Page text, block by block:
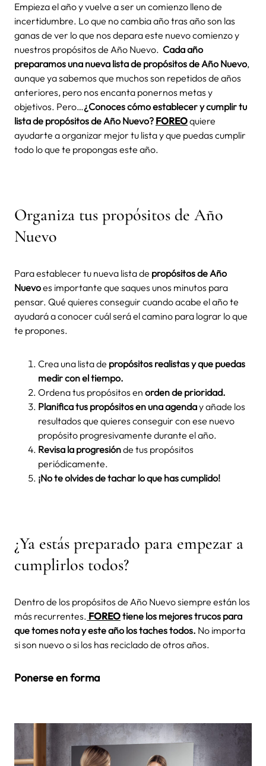
Empieza el año y vuelve a ser un comienzo lleno de
incertidumbre. Lo que no cambia año tras año son las
ganas de ver lo que nos depara este nuevo comienzo y
nuestros propósitos de Año Nuevo. Cada año
preparamos una nueva lista de propósitos de Año Nuevo,
aunque ya sabemos que muchos son repetidos de años
anteriores, pero nos encanta ponernos metas y
objetivos. Pero…¿Conoces cómo establecer y cumplir tu
lista de propósitos de Año Nuevo? FOREOquiere
ayudarte a organizar mejor tu lista y que puedas cumplir
todo lo que te propongas este año.
Organiza tus propósitos de Año
Nuevo
Para establecer tu nueva lista de propósitos de Año
Nuevoes importante que saques unos minutos para
pensar. Qué quieres conseguir cuando acabe el año te
ayudará a conocer cuál será el camino para lograr lo que
te propones.
Crea una lista de propósitos realistas y que puedas
medir con el tiempo.
Ordena tus propósitos en orden de prioridad.
Planifica tus propósitos en una agenday añade los
resultados que quieres conseguir con ese nuevo
propósito progresivamente durante el año.
Revisa la progresiónde tus propósitos
periódicamente.
¡No te olvides de tachar lo que has cumplido!
¿Ya estás preparado para empezar a
cumplirlos todos?
Dentro de los propósitos de Año Nuevo siempre están los
más recurrentes. FOREOtiene los mejores trucos para
que tomes nota y este año los taches todos. No importa
si son nuevo o si los has reciclado de otros años.
Ponerse en forma